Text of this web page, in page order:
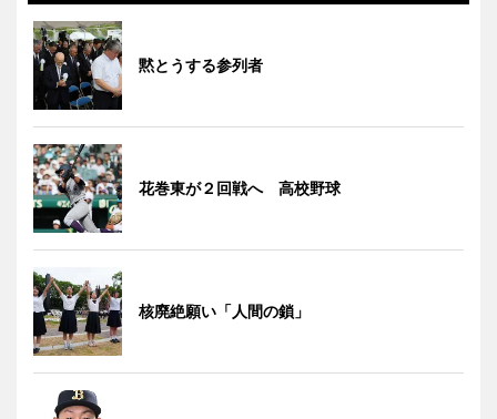
黙とうする参列者
花巻東が２回戦へ 高校野球
核廃絶願い「人間の鎖」